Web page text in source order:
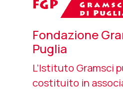
Fondazione
Puglia
L’Istituto Gramsci
costituito in